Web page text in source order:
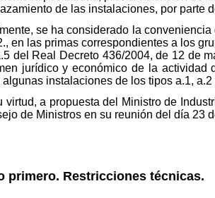
de las instalaciones, por parte
se ha considerado la
en las primas correspondientes a los
del Real Decreto 436/2004, de 12 de
jurídico y económico de la
algunas instalaciones de los tipos a.1,
virtud, a propuesta del Ministro de
de Ministros en su reunión del día 23
primero. Restricciones técnicas.